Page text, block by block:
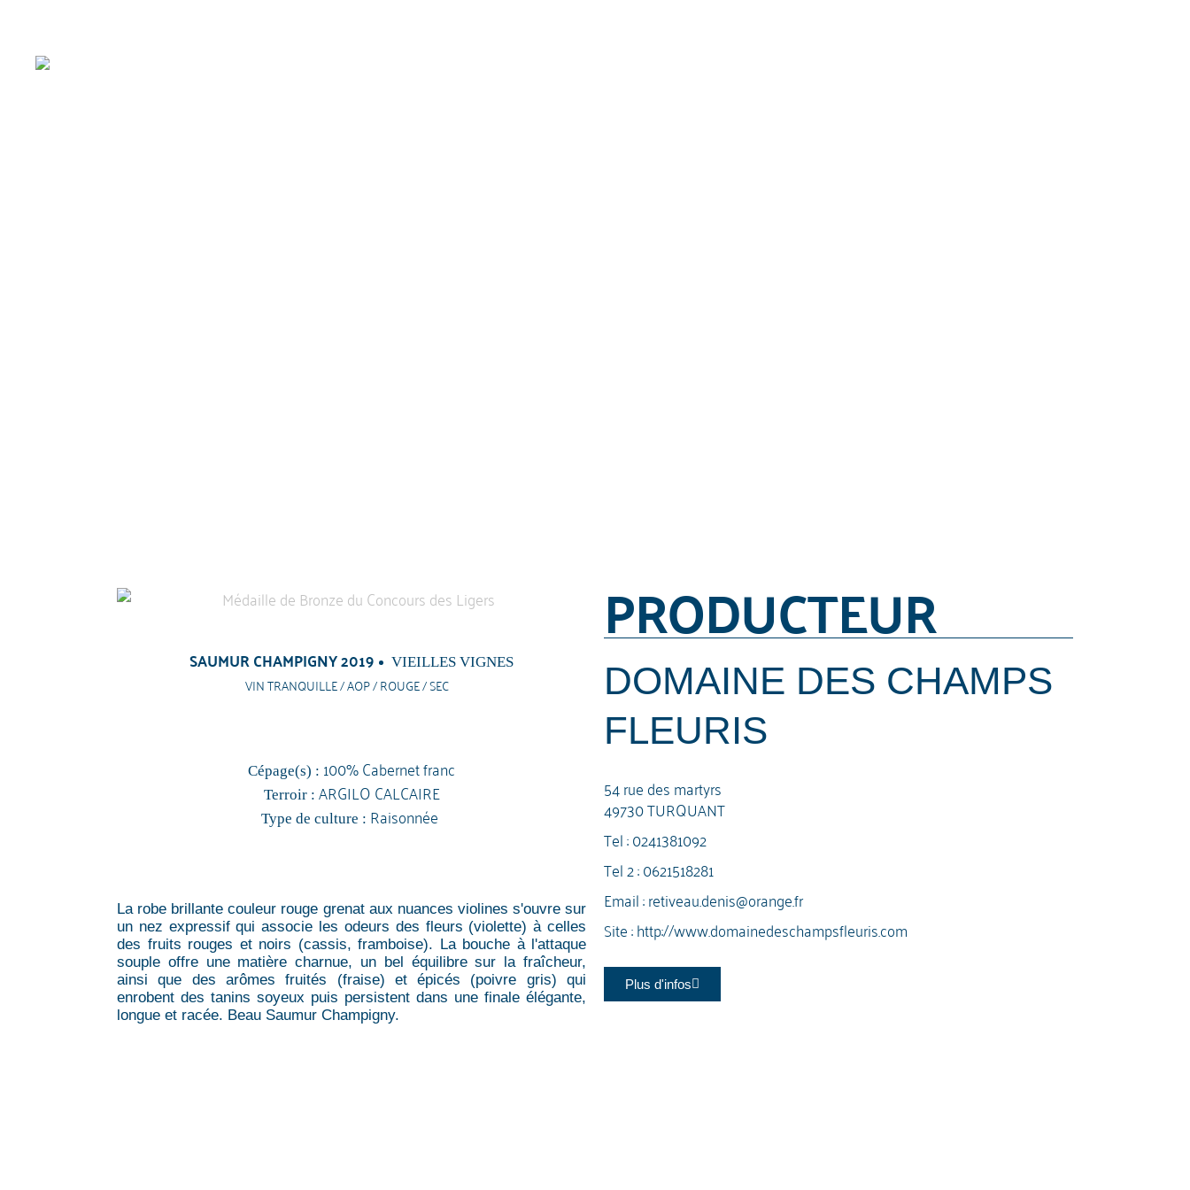
SAUMUR CHAMPIGNY 2019 VIEILLES VIGNES
VIN TRANQUILLE / AOP / ROUGE / SEC
Cépage(s) : 100% Cabernet franc
Terroir : ARGILO CALCAIRE
Type de culture : Raisonnée
La robe brillante couleur rouge grenat aux nuances violines s'ouvre sur
un nez expressif qui associe les odeurs des fleurs (violette) à celles
des fruits rouges et noirs (cassis, framboise). La bouche à l'attaque
souple offre une matière charnue, un bel équilibre sur la fraîcheur,
ainsi que des arômes fruités (fraise) et épicés (poivre gris) qui
enrobent des tanins soyeux puis persistent dans une finale élégante,
longue et racée. Beau Saumur Champigny.
PRODUCTEUR
DOMAINE DES CHAMPS
FLEURIS
54 rue des martyrs
49730 TURQUANT
Tel :0241381092
Tel 2 :0621518281
Email :retiveau.denis@orange.fr
Site :http://www.domainedeschampsfleuris.com
Plus d'infos